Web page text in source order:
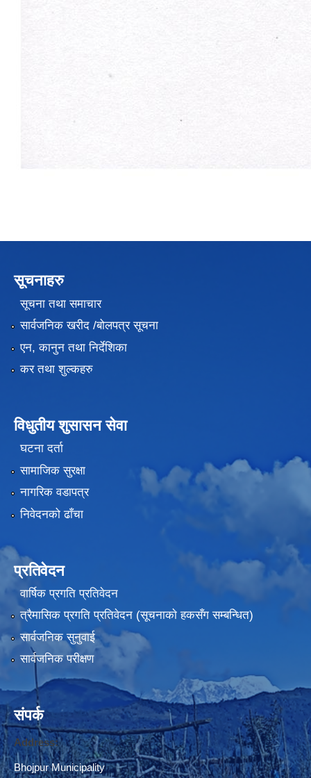
सूचनाहरु
सूचना तथा समाचार
सार्वजनिक खरीद /बोलपत्र सूचना
एन, कानुन तथा निर्देशिका
कर तथा शुल्कहरु
विधुतीय शुसासन सेवा
घटना दर्ता
सामाजिक सुरक्षा
नागरिक वडापत्र
निवेदनको ढाँचा
प्रतिवेदन
वार्षिक प्रगति प्रतिवेदन
त्रैमासिक प्रगति प्रतिवेदन (सूचनाकाे हकसँग सम्बन्धित)
सार्वजनिक सुनुवाई
सार्वजनिक परीक्षण
संपर्क
Address:
Bhojpur Municipality